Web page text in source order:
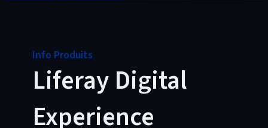
Info Produits
Liferay Digital
Experience